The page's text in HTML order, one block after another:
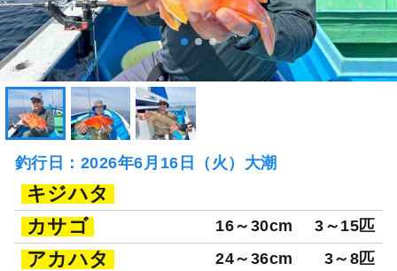
釣行日：2026年6月16日（火）大潮
キジハタ
カサゴ
16～30cm 3～15匹
アカハタ 24～36cm 3～8匹